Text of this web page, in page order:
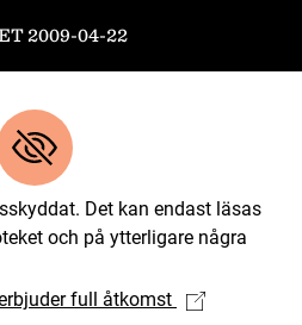
2009-04-22
Det kan endast läsas
och på ytterligare några
full åtkomst